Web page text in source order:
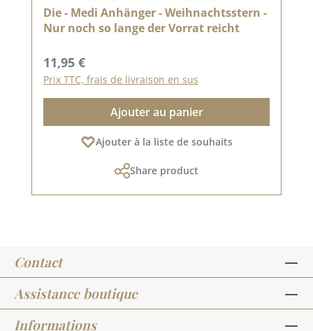
Die - Medi Anhänger - Weihnachtsstern -
Nur noch so lange der Vorrat reicht
Prix régulier :
11,95 €
Prix TTC, frais de livraison en sus
Ajouter au panier
Ajouter à la liste de souhaits
Share product
Contact
Assistance boutique
Informations